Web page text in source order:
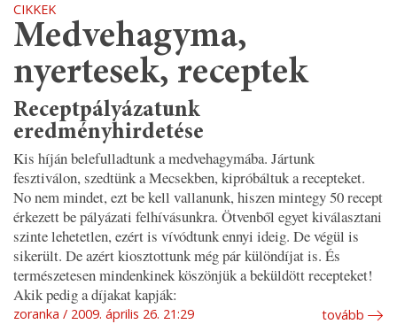
CIKKEK
Medvehagyma,
nyertesek, receptek
Receptpályázatunk
eredményhirdetése
Kis híján belefulladtunk a medvehagymába. Jártunk
fesztiválon, szedtünk a Mecsekben, kipróbáltuk a recepteket.
No nem mindet, ezt be kell vallanunk, hiszen mintegy 50 recept
érkezett be pályázati felhívásunkra. Ötvenből egyet kiválasztani
szinte lehetetlen, ezért is vívódtunk ennyi ideig. De végül is
sikerült. De azért kiosztottunk még pár különdíjat is. És
természetesen mindenkinek köszönjük a beküldött recepteket!
Akik pedig a díjakat kapják:
zoranka 2009. április 26. 21:29 tovább